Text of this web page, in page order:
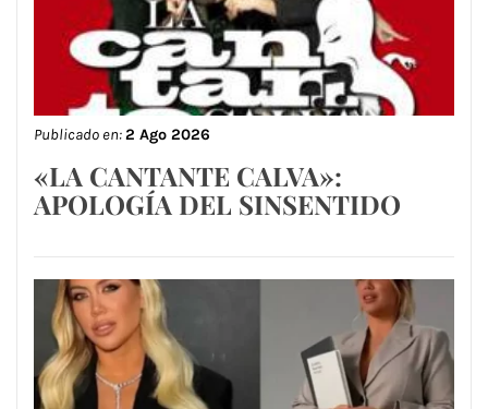
Publicado en:2 Ago 2026
«LA CANTANTE CALVA»:
APOLOGÍA DEL SINSENTIDO